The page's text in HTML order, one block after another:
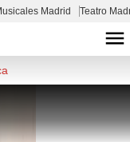
Madrid Teatro